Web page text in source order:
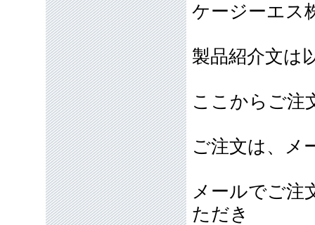
ケージーエス
製品紹介文は
ここからご注
ご注文は、メ
メールでご注
ただき